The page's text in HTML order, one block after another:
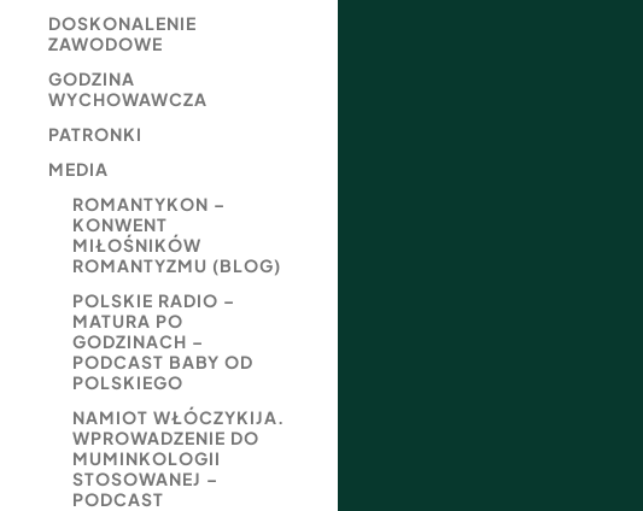
DOSKONALENIE
ZAWODOWE
GODZINA
WYCHOWAWCZA
PATRONKI
MEDIA
ROMANTYKON –
KONWENT
MIŁOŚNIKÓW
ROMANTYZMU (BLOG)
POLSKIE RADIO –
MATURA PO
GODZINACH –
PODCAST BABY OD
POLSKIEGO
NAMIOT WŁÓCZYKIJA.
WPROWADZENIE DO
MUMINKOLOGII
STOSOWANEJ –
PODCAST